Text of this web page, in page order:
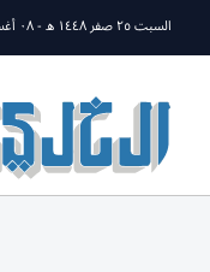
السبت ٢٥ صفر ١٤٤٨ ه - ٠٨ أغسطس ٢٠٢٦